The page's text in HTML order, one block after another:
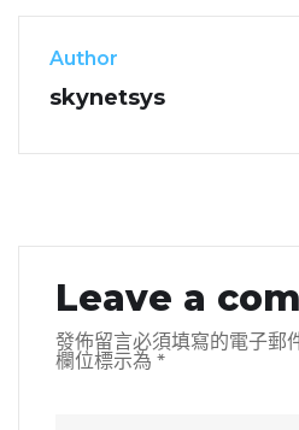
Author
skynetsys
Leave a
發佈留言必須填寫的電子郵
欄位標示為 *